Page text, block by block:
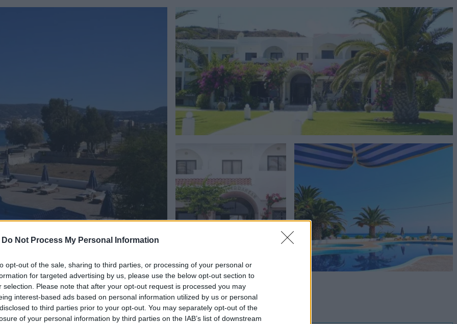
Do Not Process My Personal Information
opt-out of the sale, sharing to third parties, or processing of your personal or
for targeted advertising by us, please use the below opt-out section to
selection. Please note that after your opt-out request is processed you may
interest-based ads based on personal information utilized by us or personal
to third parties prior to your opt-out. You may separately opt-out of the
of your personal information by third parties on the IAB’s list of downstream